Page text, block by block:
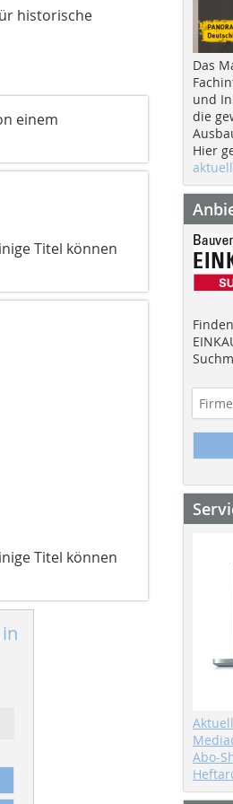
historische
einem
Titel können
Titel können
Das
und
die
Hier
Abo-